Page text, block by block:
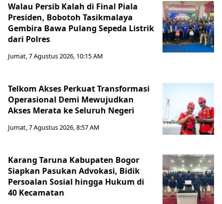
Walau Persib Kalah di Final Piala
Presiden, Bobotoh Tasikmalaya
Gembira Bawa Pulang Sepeda Listrik
dari Polres
Jumat, 7 Agustus 2026, 10:15 AM
Telkom Akses Perkuat Transformasi
Operasional Demi Mewujudkan
Akses Merata ke Seluruh Negeri
Jumat, 7 Agustus 2026, 8:57 AM
Karang Taruna Kabupaten Bogor
Siapkan Pasukan Advokasi, Bidik
Persoalan Sosial hingga Hukum di
40 Kecamatan